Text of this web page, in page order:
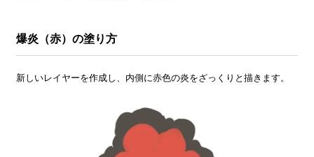
爆炎（赤）の塗り方
新しいレイヤーを作成し、内側に赤色の炎をざっくりと描きます。